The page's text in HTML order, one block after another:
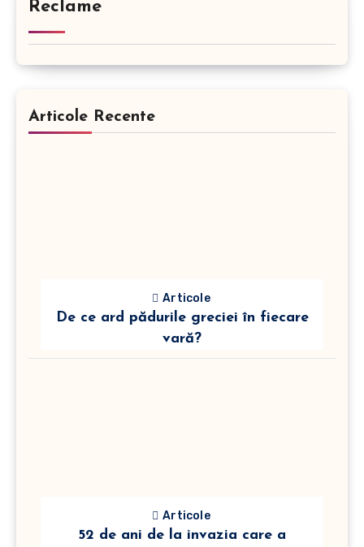
Reclame
Articole Recente
Articole
De ce ard pădurile greciei în fiecare
vară?
Articole
52 de ani de la invazia care a